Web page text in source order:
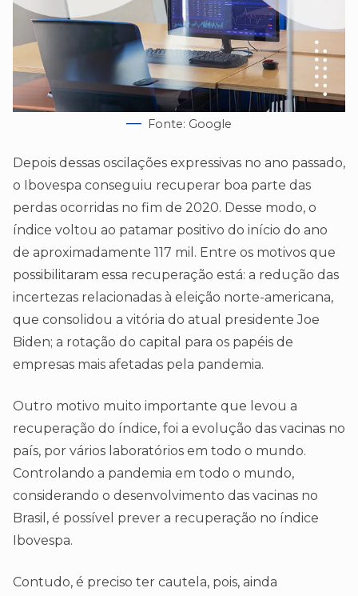
Fonte: Google
Depois dessas oscilações expressivas no ano passado,
o Ibovespa conseguiu recuperar boa parte das
perdas ocorridas no fim de 2020. Desse modo, o
índice voltou ao patamar positivo do início do ano
de aproximadamente 117 mil. Entre os motivos que
possibilitaram essa recuperação está: a redução das
incertezas relacionadas à eleição norte-americana,
que consolidou a vitória do atual presidente Joe
Biden; a rotação do capital para os papéis de
empresas mais afetadas pela pandemia.
Outro motivo muito importante que levou a
recuperação do índice, foi a evolução das vacinas no
país, por vários laboratórios em todo o mundo.
Controlando a pandemia em todo o mundo,
considerando o desenvolvimento das vacinas no
Brasil, é possível prever a recuperação no índice
Ibovespa.
Contudo, é preciso ter cautela, pois, ainda